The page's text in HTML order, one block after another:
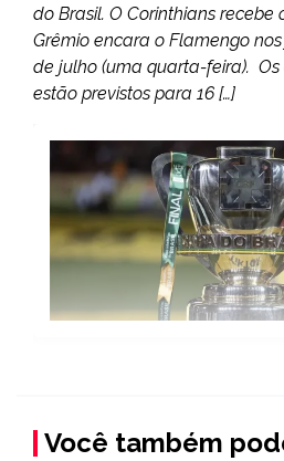
do Brasil. O Corinthians recebe
Grêmio encara o Flamengo
de julho (uma quarta-feira).
estão previstos para 16 […]
Você também